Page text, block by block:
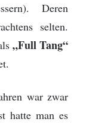
Deren
selten.
„Full Tang“
war zwar
hatte man es